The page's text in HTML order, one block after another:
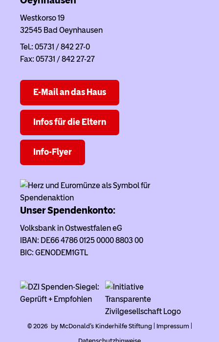
Westkorso 19
32545 Bad Oeynhausen
Tel.: 05731 / 842 27-0
Fax: 05731 / 842 27-27
E-Mail an das Haus
Infos für die Eltern
Info-Flyer
Unser Spendenkonto:
Volksbank in Ostwestfalen eG
IBAN: DE66 4786 0125 0000 8803 00
BIC: GENODEM1GTL
© 2026 by McDonald's Kinderhilfe Stiftung | Impressum